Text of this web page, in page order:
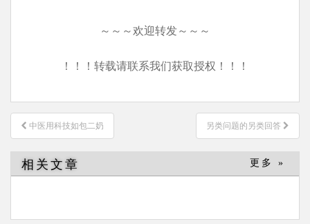
～～～欢迎转发～～～
！！！转载请联系我们获取授权！！！
文
章
导
航
中医用科技如包二奶 另类问题的另类回答
相关文章 更多 »